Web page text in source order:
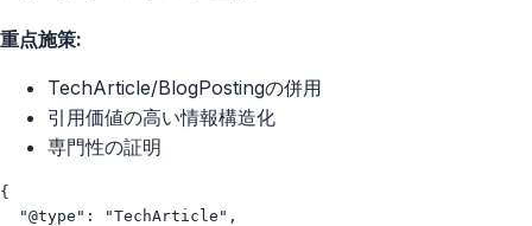
重点施策:
TechArticle/BlogPostingの併用
引用価値の高い情報構造化
専門性の証明
{
  "@type": "TechArticle",